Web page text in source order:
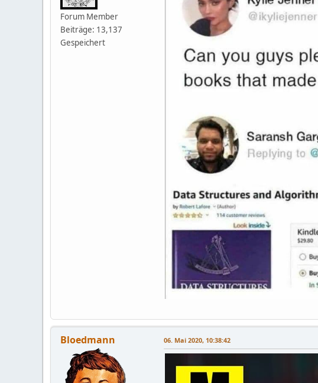
Forum Member
Beiträge: 13,137
Gespeichert
Bloedmann 06. Mai 2020, 10:38:42